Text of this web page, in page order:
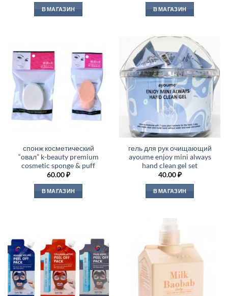
В МАГАЗИН В МАГАЗИН
спонж косметический
“овал” k-beauty premium
cosmetic sponge & puff
60.00₽
В МАГАЗИН
гель для рук очищающий
ayoume enjoy mini always
hand clean gel set
40.00₽
В МАГАЗИН